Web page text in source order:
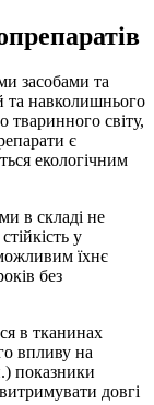
засобами та
та навколишнього
тваринного світу,
є
екологічним
в складі не
у
їхнє
без
в тканинах
впливу на
показники
довгі